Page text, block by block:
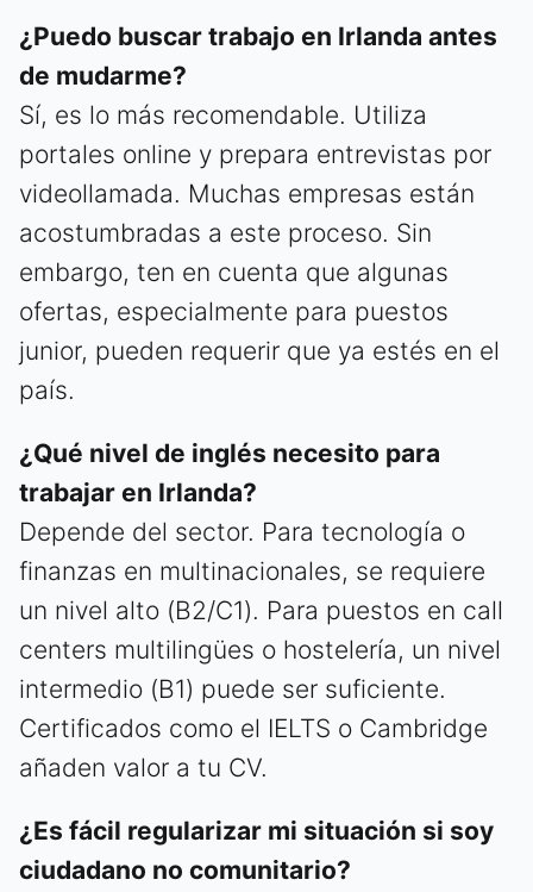
¿Puedo buscar trabajo en Irlanda antes
de mudarme?
Sí, es lo más recomendable. Utiliza
portales online y prepara entrevistas por
videollamada. Muchas empresas están
acostumbradas a este proceso. Sin
embargo, ten en cuenta que algunas
ofertas, especialmente para puestos
junior, pueden requerir que ya estés en el
país.
¿Qué nivel de inglés necesito para
trabajar en Irlanda?
Depende del sector. Para tecnología o
finanzas en multinacionales, se requiere
un nivel alto (B2/C1). Para puestos en call
centers multilingües o hostelería, un nivel
intermedio (B1) puede ser suficiente.
Certificados como el IELTS o Cambridge
añaden valor a tu CV.
¿Es fácil regularizar mi situación si soy
ciudadano no comunitario?